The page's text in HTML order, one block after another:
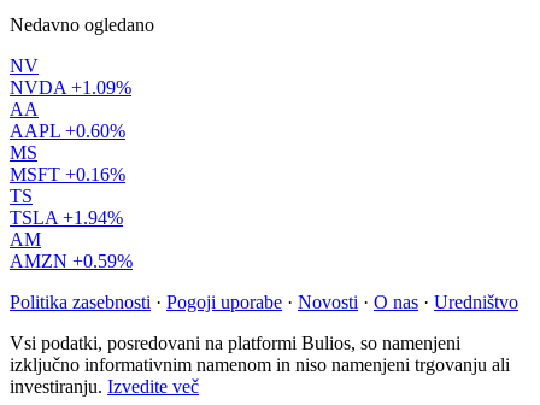
Nedavno ogledano
NV
NVDA +1.09%
AA
AAPL +0.60%
MS
MSFT +0.16%
TS
TSLA +1.94%
AM
AMZN +0.59%
Politika zasebnosti · Pogoji uporabe · Novosti · O nas · Uredništvo
Vsi podatki, posredovani na platformi Bulios, so namenjeni
izključno informativnim namenom in niso namenjeni trgovanju ali
investiranju. Izvedite več